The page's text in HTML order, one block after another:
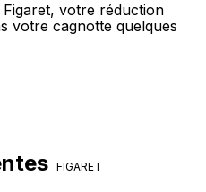
votre réduction
votre cagnotte quelques
FIGARET